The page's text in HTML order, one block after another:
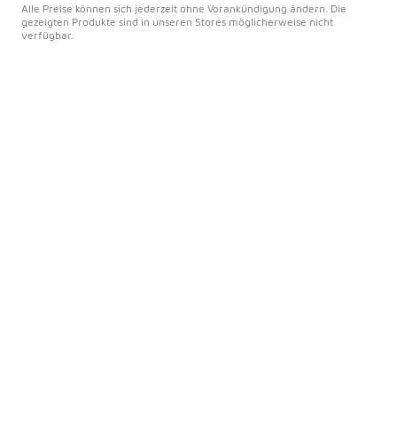
Alle Preise können sich jederzeit ohne Vorankündigung ändern. Die
gezeigten Produkte sind in unseren Stores möglicherweise nicht
verfügbar.